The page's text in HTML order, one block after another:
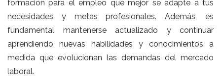
formación para el empleo que mejor se adapte a tus
necesidades y metas profesionales. Además, es
fundamental mantenerse actualizado y continuar
aprendiendo nuevas habilidades y conocimientos a
medida que evolucionan las demandas del mercado
laboral.